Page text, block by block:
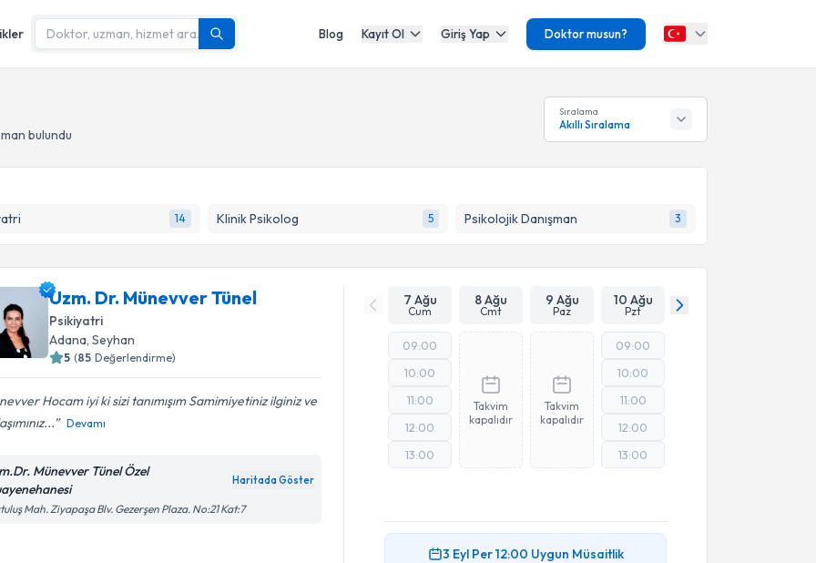
Blog Kayıt Ol Giriş Yap Doktor musun?
bulundu
Sıralama
Akıllı Sıralama
14 Klinik Psikolog 5 Psikolojik Danışman 3
Uzm. Dr. Münevver Tünel
Psikiyatri
Adana, Seyhan
5 (85 Değerlendirme)
Hocam iyi ki sizi tanımışım Samimiyetiniz ilginiz ve
Devamı
Münevver Tünel Özel
Haritada Göster
Mah. Ziyapaşa Blv. Gezerşen Plaza. No:21 Kat:7
7 Ağu
Cum
8 Ağu
Cmt
9 Ağu
Paz
10 Ağu
Pzt
09:00
10:00
11:00
12:00
13:00
Takvim
kapalıdır
Takvim
kapalıdır
09:00
10:00
11:00
12:00
13:00
3 Eyl Per12:00 Uygun Müsaitlik